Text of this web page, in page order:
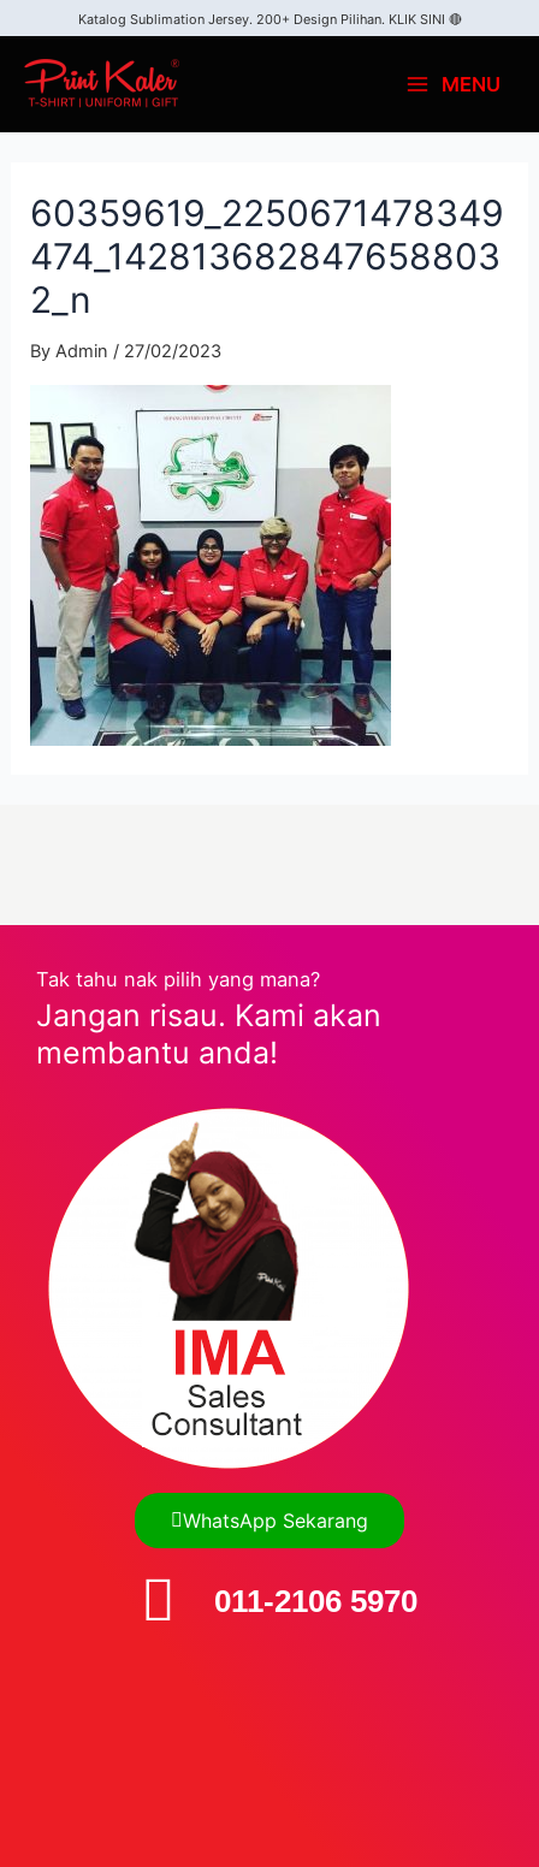
Katalog Sublimation Jersey. 200+ Design Pilihan. KLIK SINI 🔴
MENU
60359619_2250671478349
474_142813682847658803
2_n
ByAdmin / 27/02/2023
Tak tahu nak pilih yang mana?
Jangan risau. Kami akan
membantu anda!
WhatsApp Sekarang
011-2106 5970